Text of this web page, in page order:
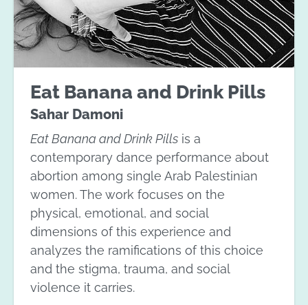
Eat Banana and Drink Pills
Sahar Damoni
Eat Banana and Drink Pills is a
contemporary dance performance about
abortion among single Arab Palestinian
women. The work focuses on the
physical, emotional, and social
dimensions of this experience and
analyzes the ramifications of this choice
and the stigma, trauma, and social
violence it carries.